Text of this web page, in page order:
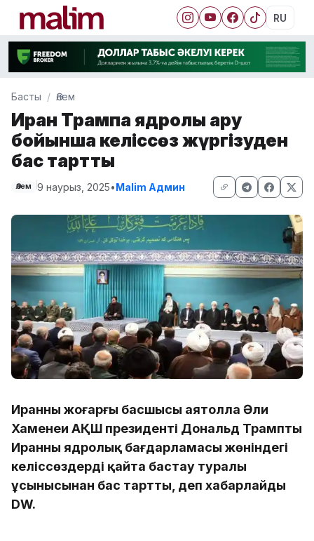
RU
Басты Әлем
Иран Трампқа ядролық қару
бойынша келіссөз жүргізуден
бас тартты
Әлем 9 наурыз, 2025•Malim Админ
Иранның жоғарғы басшысы аятолла Әли
Хаменеи АҚШ президенті Дональд Трамптың
Иранның ядролық бағдарламасы жөніндегі
келіссөздерді қайта бастау туралы
ұсынысынан бас тартты, деп хабарлайды
DW.